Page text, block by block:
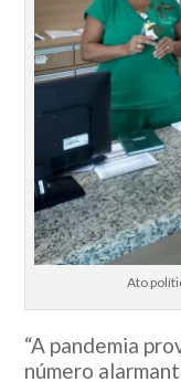
Ato
“A pandemia
número